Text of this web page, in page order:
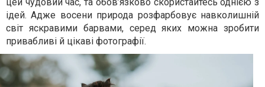
ідей. Адже восени природа розфарбовує навколишній
світ яскравими барвами, серед яких можна зробити
привабливі й цікаві фотографії.